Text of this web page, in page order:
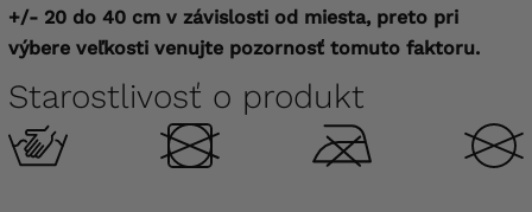
+/- 20 do 40 cm v závislosti od miesta, preto pri
výbere veľkosti venujte pozornosť tomuto faktoru.
Starostlivosť o produkt